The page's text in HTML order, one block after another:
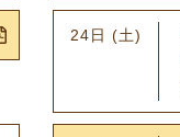
24日 (土)